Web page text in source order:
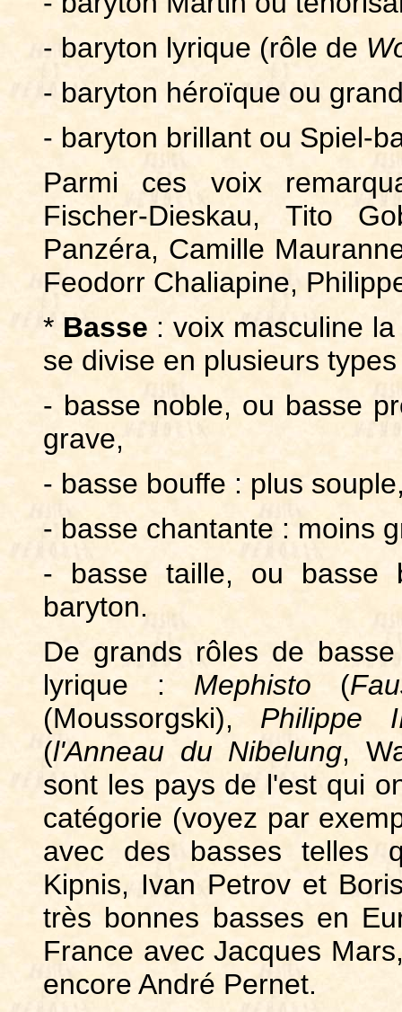
- baryton lyrique (rôle de
- baryton héroïque ou
- baryton brillant ou Spiel-
Parmi ces voix
Fischer-Dieskau, Tito
Panzéra, Camille
Feodorr Chaliapine,
* Basse : voix masculine
se divise en plusieurs
- basse noble, ou basse
grave,
- basse bouffe : plus
- basse chantante : moins
- basse taille, ou basse
baryton.
De grands rôles de
lyrique : Mephisto (
(Moussorgski), Philippe
(l'Anneau du Nibelung,
sont les pays de l'est qui
catégorie (voyez par
avec des basses telles
Kipnis, Ivan Petrov et
très bonnes basses en
France avec Jacques
encore André Pernet.